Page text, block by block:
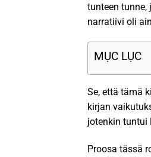
tunteen
narratiivi oli
MỤC LỤC
Se, että tämä
kirjan
jotenkin tuntui
Proosa tässä